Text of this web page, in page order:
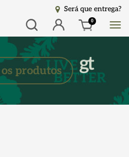
Será que entrega?
Busca
Entrar 0
produtos